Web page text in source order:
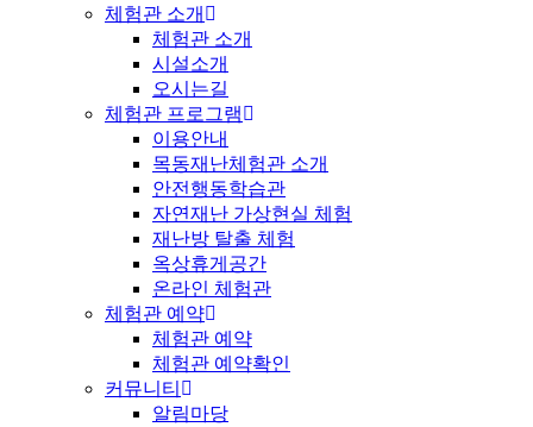
체험관 소개
체험관 소개
시설소개
오시는길
체험관 프로그램
이용안내
목동재난체험관 소개
안전행동학습관
자연재난 가상현실 체험
재난방 탈출 체험
옥상휴게공간
온라인 체험관
체험관 예약
체험관 예약
체험관 예약확인
커뮤니티
알림마당